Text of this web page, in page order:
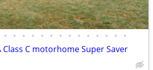
• • • • • • • • • • • • • •
Class C motorhome Super Saver